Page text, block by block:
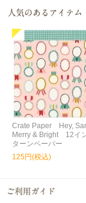
Crate Paper Hey,
Merry & Bright 12イ
ターンペーパー
125円(税込)